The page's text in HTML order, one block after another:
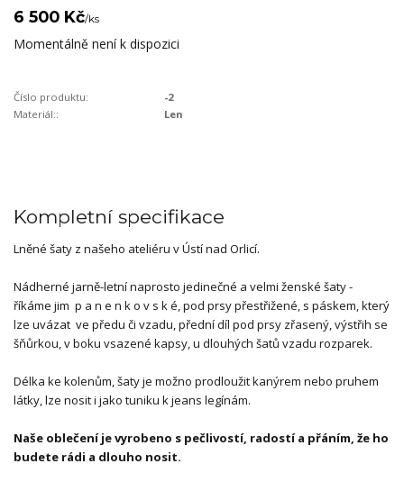
6 500 Kč/ks
Momentálně není k dispozici
Číslo produktu:
-2
Materiál::
Len
Kompletní specifikace
Lněné šaty z našeho ateliéru v Ústí nad Orlicí.
Nádherné jarně-letní naprosto jedinečné a velmi ženské šaty -
říkáme jim p a n e n k o v s k é, pod prsy přestřižené, s páskem, který
lze uvázat ve předu či vzadu, přední díl pod prsy zřasený, výstřih se
šňůrkou, v boku vsazené kapsy, u dlouhých šatů vzadu rozparek.
Délka ke kolenům, šaty je možno prodloužit kanýrem nebo pruhem
látky, lze nosit i jako tuniku k jeans legínám.
Naše oblečení je vyrobeno s pečlivostí, radostí a přáním, že ho
budete rádi a dlouho nosit.